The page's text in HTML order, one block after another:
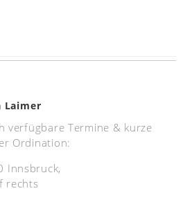
Laimer
verfügbare Termine & kurze
Ordination:
Innsbruck,
rechts